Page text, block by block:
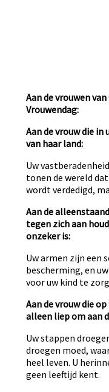
Aan de vrouwen
Vrouwendag:
Aan de vrouw die
van haar land:
Uw
tonen de wereld
wordt verdedigd,
Aan de
tegen zich aan
onzeker is:
Uw armen zijn een
bescherming, en
voor uw kind te
Aan de vrouw die
alleen liep om aan
Uw stappen
droegen moed,
heel leven. U
geen leeftijd kent.